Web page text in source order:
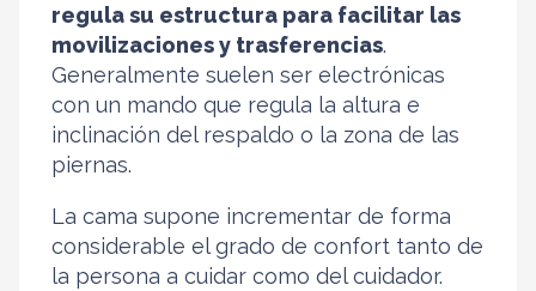
regula su estructura para facilitar las
movilizaciones y trasferencias.
Generalmente suelen ser electrónicas
con un mando que regula la altura e
inclinación del respaldo o la zona de las
piernas.
La cama supone incrementar de forma
considerable el grado de confort tanto de
la persona a cuidar como del cuidador.